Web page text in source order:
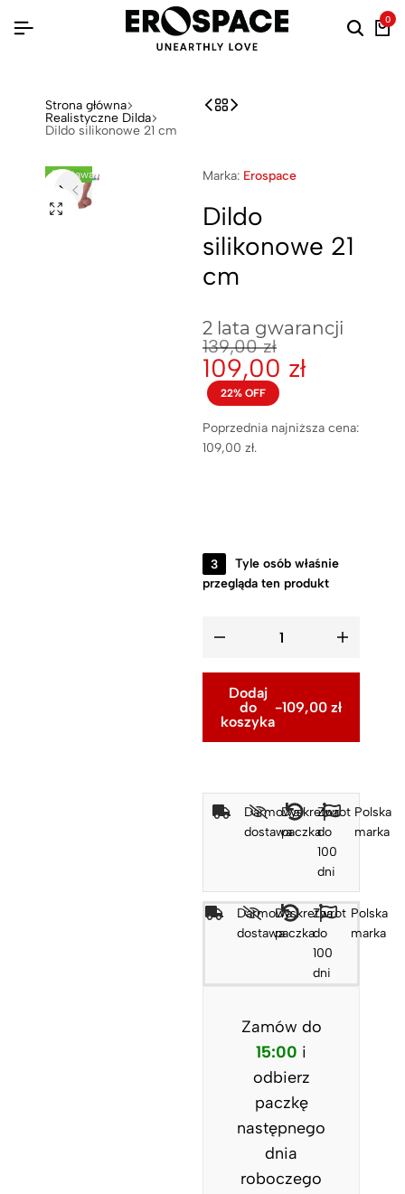
0
Strona główna
Realistyczne Dilda
Dildo silikonowe 21 cm
Dostawa 24h! Marka: Erospace
Dildo
silikonowe 21
cm
2 lata gwarancji
139,00zł
109,00 zł
22% OFF
Poprzednia najniższa cena:
109,00 zł.
3
Tyle osób właśnie
przegląda ten produkt
Dodaj
do
koszyka
-109,00 zł
Darmowa
dostawa
Dyskretna
paczka
Zwrot
do
100
dni
Polska
marka
Darmowa
dostawa
Dyskretna
paczka
Zwrot
do
100
dni
Polska
marka
Zamów do
15:00 i
odbierz
paczkę
następnego
dnia
roboczego